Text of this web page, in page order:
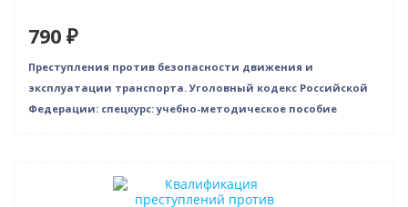
790 ₽
Преступления против безопасности движения и
эксплуатации транспорта. Уголовный кодекс Российской
Федерации: спецкурс: учебно-методическое пособие